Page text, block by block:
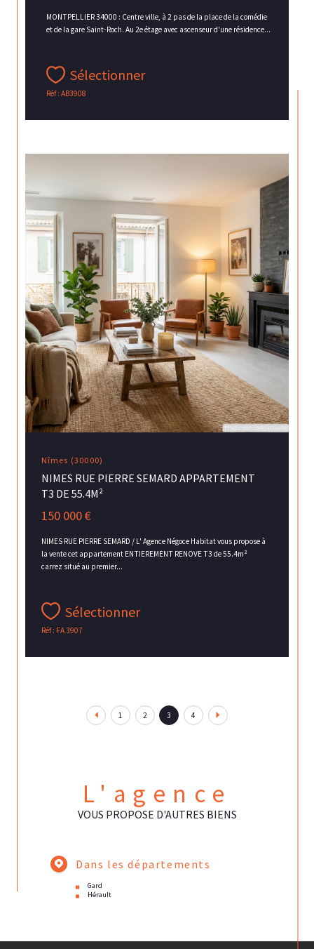
MONTPELLIER 34000 : Centre ville, à 2 pas de la place de la comédie
et de la gare Saint-Roch. Au 2e étage avec ascenseur d'une résidence...
Sélectionner
Réf : AB3908
Nîmes (30000)
NIMES RUE PIERRE SEMARD APPARTEMENT
T3 DE 55.4M²
150 000 €
NIMES RUE PIERRE SEMARD / L' Agence Négoce Habitat vous propose à
la vente cet appartement ENTIEREMENT RENOVE T3 de 55.4m²
carrez situé au premier...
Sélectionner
Réf : FA 3907
1 2 3 4
L'agence
VOUS PROPOSE D'AUTRES BIENS
Dans les départements
Gard
Hérault